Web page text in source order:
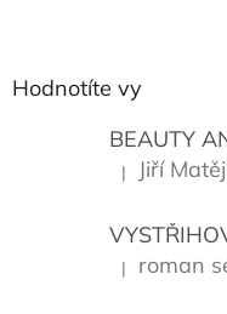
Hodnotíte vy
BEAUTY
Hodnocení
| Jiří
Hodnocení
| roman